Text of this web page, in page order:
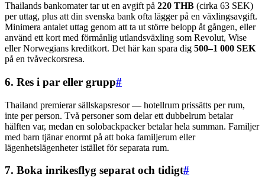
Thailands bankomater tar ut en avgift på 220 THB (cirka 63 SEK)
per uttag, plus att din svenska bank ofta lägger på en växlingsavgift.
Minimera antalet uttag genom att ta ut större belopp åt gången, eller
använd ett kort med förmånlig utlandsväxling som Revolut, Wise
eller Norwegians kreditkort. Det här kan spara dig 500–1 000 SEK
på en tvåveckorsresa.
6. Res i par eller grupp#
Thailand premierar sällskapsresor — hotellrum prissätts per rum,
inte per person. Två personer som delar ett dubbelrum betalar
hälften var, medan en solobackpacker betalar hela summan. Familjer
med barn tjänar enormt på att boka familjerum eller
lägenhetslägenheter istället för separata rum.
7. Boka inrikesflyg separat och tidigt#